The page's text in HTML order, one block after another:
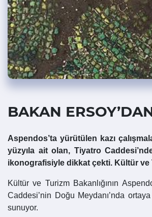
BAKAN
Aspendos’ta yürütülen kazı
yüzyıla ait olan, Tiyatro
ikonografisiyle dikkat çekti. Kültür ve
Kültür ve Turizm Bakanlığının
Caddesi’nin Doğu Meydanı’nda
sunuyor.